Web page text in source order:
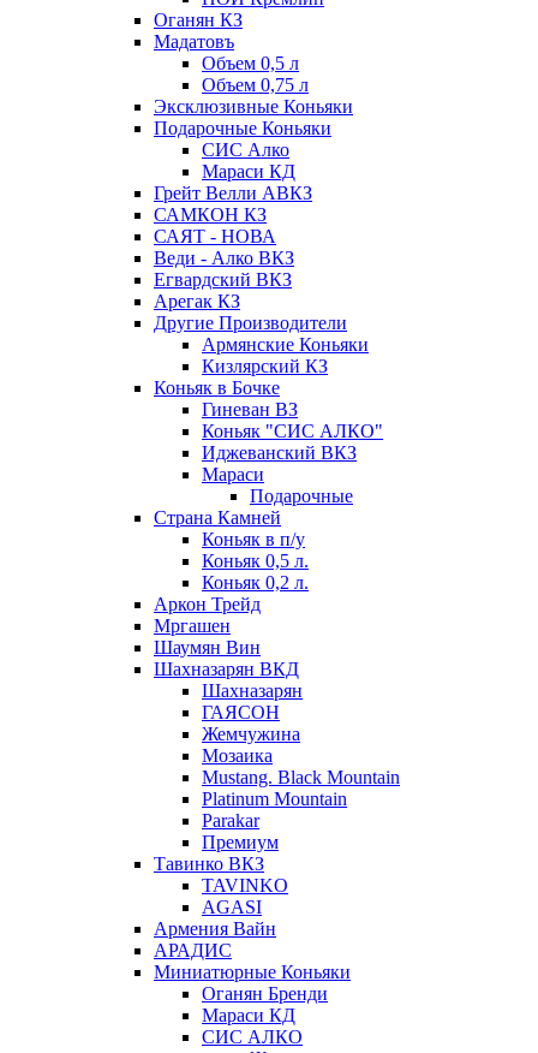
Оганян КЗ
Мадатовъ
Объем 0,5 л
Объем 0,75 л
Эксклюзивные Коньяки
Подарочные Коньяки
СИС Алко
Мараси КД
Грейт Велли АВКЗ
САМКОН КЗ
САЯТ - НОВА
Веди - Алко ВКЗ
Егвардский ВКЗ
Арегак КЗ
Другие Производители
Армянские Коньяки
Кизлярский КЗ
Коньяк в Бочке
Гиневан ВЗ
Коньяк "СИС АЛКО"
Иджеванский ВКЗ
Мараси
Подарочные
Страна Камней
Коньяк в п/у
Коньяк 0,5 л.
Коньяк 0,2 л.
Аркон Трейд
Мргашен
Шаумян Вин
Шахназарян ВКД
Шахназарян
ГАЯСОН
Жемчужина
Мозаика
Mustang. Black Mountain
Platinum Mountain
Parakar
Премиум
Тавинко ВКЗ
TAVINKO
AGASI
Армения Вайн
АРАДИС
Миниатюрные Коньяки
Оганян Бренди
Мараси КД
СИС АЛКО